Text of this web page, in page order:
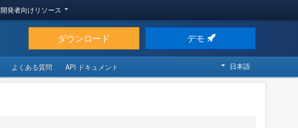
開発者向けリソース
ダウンロード デモ
よくある質問 API ドキュメント 日本語